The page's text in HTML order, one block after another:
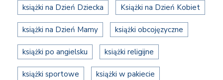
książki na Dzień Dziecka Książki na Dzień Kobiet
książki na Dzień Mamy książki obcojęzyczne
książki po angielsku książki religijne
książki sportowe książki w pakiecie